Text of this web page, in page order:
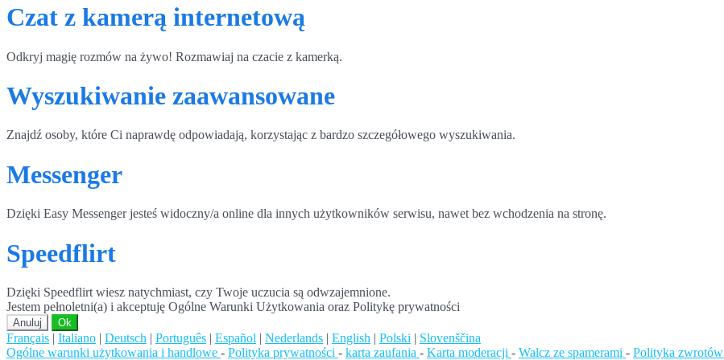
Czat z kamerą internetową
Odkryj magię rozmów na żywo! Rozmawiaj na czacie z kamerką.
Wyszukiwanie zaawansowane
Znajdź osoby, które Ci naprawdę odpowiadają, korzystając z bardzo szczegółowego wyszukiwania.
Messenger
Dzięki Easy Messenger jesteś widoczny/a online dla innych użytkowników serwisu, nawet bez wchodzenia na stronę.
Speedflirt
Dzięki Speedflirt wiesz natychmiast, czy Twoje uczucia są odwzajemnione.
Jestem pełnoletni(a) i akceptuję Ogólne Warunki Użytkowania oraz Politykę prywatności
Anuluj Ok
Français | Italiano | Deutsch | Português | Español | Nederlands | English | Polski | Slovenščina
Ogólne warunki użytkowania i handlowe - Polityka prywatności - karta zaufania - Karta moderacji - Walcz ze spamerami - Polityka zwrotów